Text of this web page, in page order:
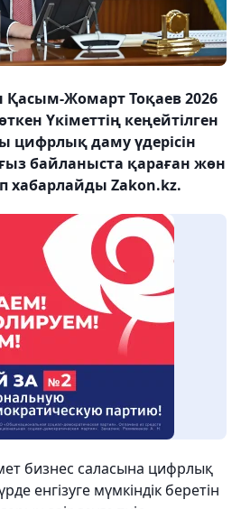
Жомарт Тоқаев 2026
Үкіметтің кеңейтілген
цифрлық даму үдерісін
байланыста қараған жөн
хабарлайды Zakon.kz.
бизнес саласына цифрлық
енгізуге мүмкіндік беретін